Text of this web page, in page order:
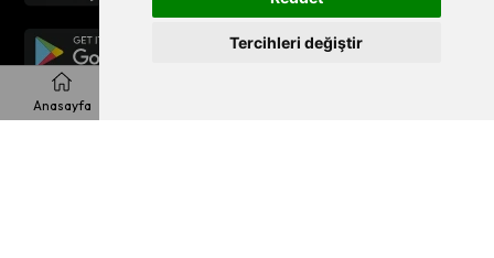
Tercihleri değiştir
Anasayfa